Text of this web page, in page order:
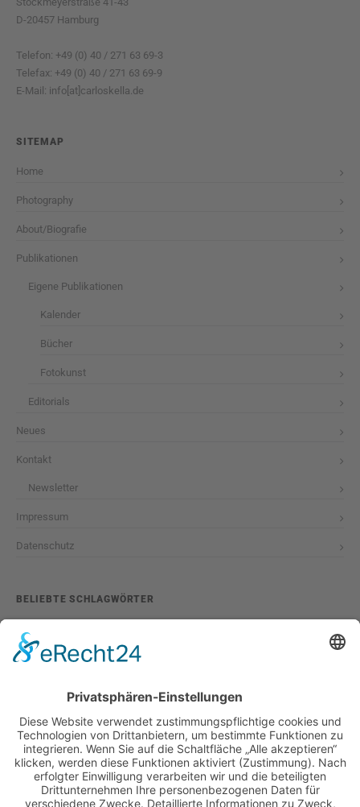
D-20457 Hamburg
Telefon: +49 (0) 40 / 271 63 69-3
Telefax: +49 (0) 40 / 271 63 69-9
E-Mail: info[at]carloskella.de
SITEMAP
Home
Photography
About/Biografie
Publikationen
Eigene Publikationen
Kalender
Bücher
Fotokunst
Editorials
Neues
Kontakt
Newsletter
Impressum
Datenschutz
BELIEBTE SCHLAGWÖRTER
burlesque cuba special
girls & legendary us-cars kalender golden oldies
helge thomsen kalender kalender 2021 kalender 2022
kalender releaseparty livestream magazin modern pin-up
monatskalender neuerscheinungen oberhafen oldtimer
oldtimertreffen paula walks peter lemke